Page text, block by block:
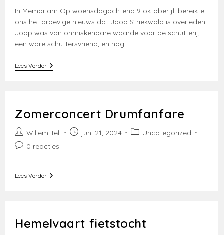
In Memoriam Op woensdagochtend 9 oktober jl. bereikte
ons het droevige nieuws dat Joop Striekwold is overleden.
Joop was van onmiskenbare waarde voor de schutterij,
een ware schuttersvriend, en nog…
Lees VerderIn
Memoriam
Zomerconcert Drumfanfare
Bericht
auteur:
Willem Tell
Berichtjuni 21, 2024 Berichtcategorie:
Uncategorized
Bericht0 reacties
Lees VerderZomerconcert
Hemelvaart fietstocht